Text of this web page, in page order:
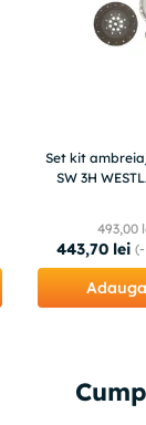
Set kit ambreiaj
SW 3H
493,00
443,70 lei (-